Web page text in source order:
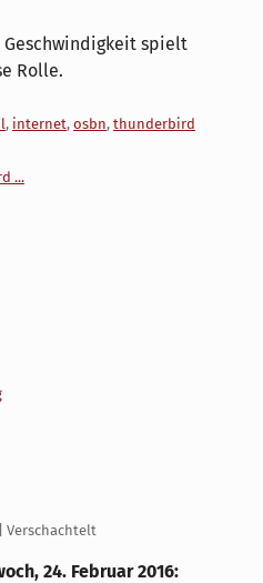
Geschwindigkeit spielt
Rolle.
, internet, osbn, thunderbird
...
| Verschachtelt
24. Februar 2016: